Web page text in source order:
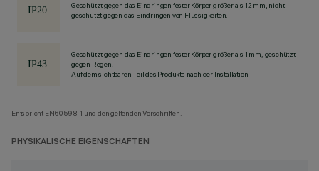
Geschützt gegen das Eindringen fester Körper größer als 12 mm, nicht
geschützt gegen das Eindringen von Flüssigkeiten.
Geschützt gegen das Eindringen fester Körper größer als 1 mm, geschützt
gegen Regen.
Auf dem sichtbaren Teil des Produkts nach der Installation
Entspricht EN60598-1 und den geltenden Vorschriften.
PHYSIKALISCHE EIGENSCHAFTEN